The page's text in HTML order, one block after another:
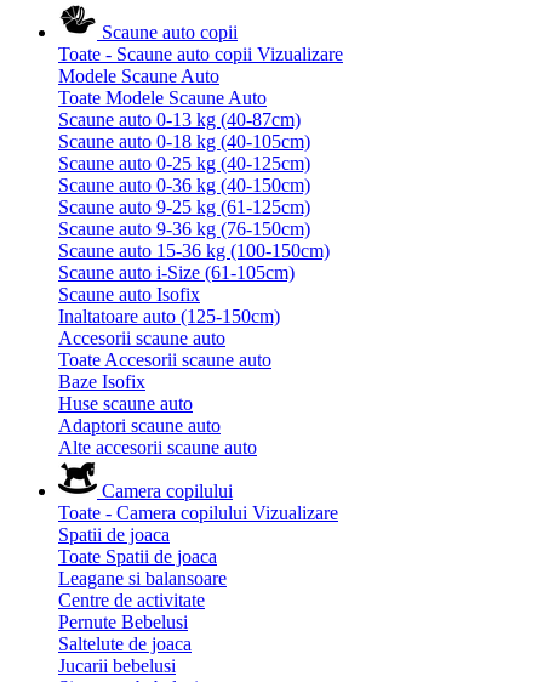
Scaune auto copii
Toate - Scaune auto copii Vizualizare
Modele Scaune Auto
Toate Modele Scaune Auto
Scaune auto 0-13 kg (40-87cm)
Scaune auto 0-18 kg (40-105cm)
Scaune auto 0-25 kg (40-125cm)
Scaune auto 0-36 kg (40-150cm)
Scaune auto 9-25 kg (61-125cm)
Scaune auto 9-36 kg (76-150cm)
Scaune auto 15-36 kg (100-150cm)
Scaune auto i-Size (61-105cm)
Scaune auto Isofix
Inaltatoare auto (125-150cm)
Accesorii scaune auto
Toate Accesorii scaune auto
Baze Isofix
Huse scaune auto
Adaptori scaune auto
Alte accesorii scaune auto
Camera copilului
Toate - Camera copilului Vizualizare
Spatii de joaca
Toate Spatii de joaca
Leagane si balansoare
Centre de activitate
Pernute Bebelusi
Saltelute de joaca
Jucarii bebelusi